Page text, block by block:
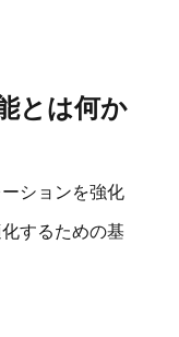
とは何か
ションを強化
するための基